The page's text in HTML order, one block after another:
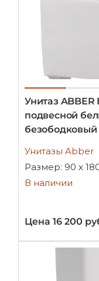
Унитаз ABBER
подвесной
безободковый
Унитазы Abber
Размер: 90 х
В наличии
Цена 16 200